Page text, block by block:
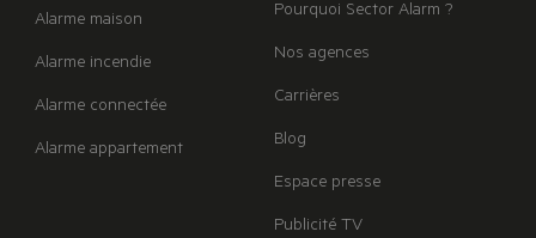
Alarme maison
Alarme incendie
Alarme connectée
Alarme appartement
Pourquoi Sector Alarm ?
Nos agences
Carrières
Blog
Espace presse
Publicité TV